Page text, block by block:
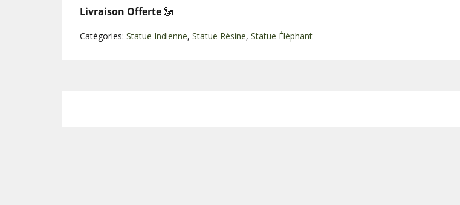
Livraison Offerte🗽
Catégories: Statue Indienne, Statue Résine, Statue Éléphant